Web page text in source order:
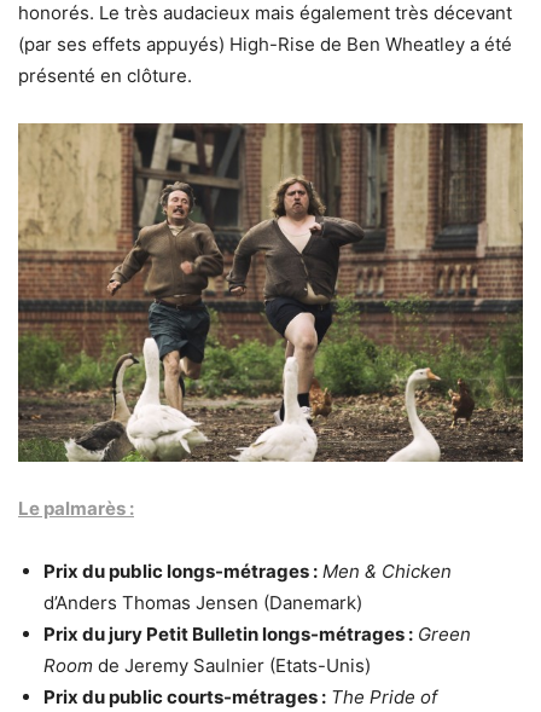
honorés. Le très audacieux mais également très décevant
(par ses effets appuyés) High-Rise de Ben Wheatley a été
présenté en clôture.
Le palmarès :
Prix du public longs-métrages : Men & Chicken
d’Anders Thomas Jensen (Danemark)
Prix du jury Petit Bulletin longs-métrages : Green
Room de Jeremy Saulnier (Etats-Unis)
Prix du public courts-métrages : The Pride of